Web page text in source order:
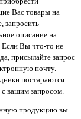
Вас товары на
запросить
описание на
Вы что-то не
присылайте запрос
почту.
постараются
вашим запросом.
продукцию вы